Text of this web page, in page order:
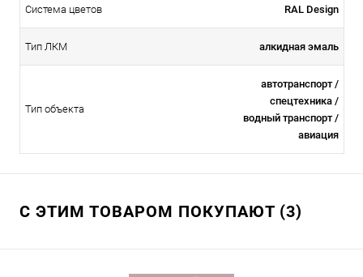
Система цветов RAL Design
Тип ЛКМ алкидная эмаль
Тип объекта
автотранспорт /
спецтехника /
водный транспорт /
авиация
С ЭТИМ ТОВАРОМ ПОКУПАЮТ (3)